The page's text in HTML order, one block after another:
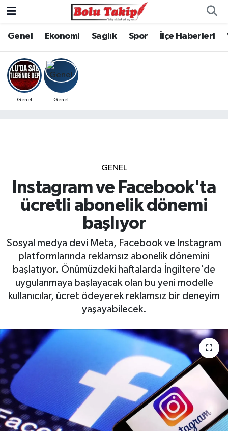
Genel Ekonomi Sağlık Spor İlçe Haberleri
Genel Genel
GENEL
Instagram ve Facebook'ta
ücretli abonelik dönemi
başlıyor
Sosyal medya devi Meta, Facebook ve Instagram
platformlarında reklamsız abonelik dönemini
başlatıyor. Önümüzdeki haftalarda İngiltere'de
uygulanmaya başlayacak olan bu yeni modelle
kullanıcılar, ücret ödeyerek reklamsız bir deneyim
yaşayabilecek.